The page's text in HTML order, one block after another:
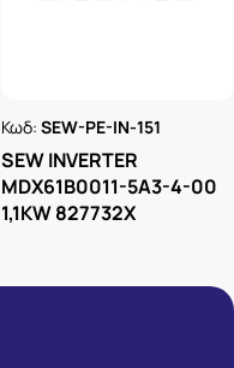
Κωδ:SEW-PE-IN-151
SEW INVERTER
MDX61B0011-5A3-4-00
1,1KW 827732X